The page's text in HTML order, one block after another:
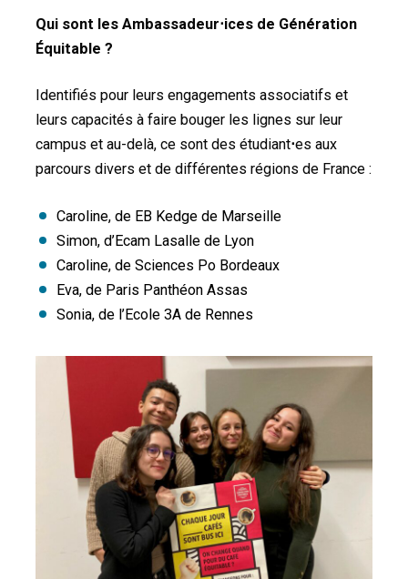
Qui sont les Ambassadeur⋅ices de Génération
Équitable ?
Identifiés pour leurs engagements associatifs et
leurs capacités à faire bouger les lignes sur leur
campus et au-delà, ce sont des étudiant⋅es aux
parcours divers et de différentes régions de France :
Caroline, de EB Kedge de Marseille
Simon, d’Ecam Lasalle de Lyon
Caroline, de Sciences Po Bordeaux
Eva, de Paris Panthéon Assas
Sonia, de l’Ecole 3A de Rennes